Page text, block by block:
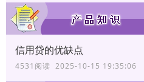
信用贷的优缺点
4531阅读 2025-10-15 19:35:06